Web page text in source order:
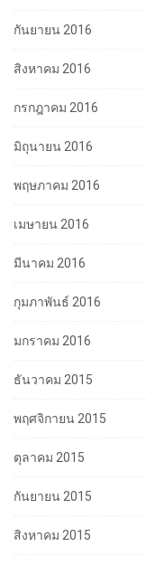
กันยายน 2016
สิงหาคม 2016
กรกฎาคม 2016
มิถุนายน 2016
พฤษภาคม 2016
เมษายน 2016
มีนาคม 2016
กุมภาพันธ์ 2016
มกราคม 2016
ธันวาคม 2015
พฤศจิกายน 2015
ตุลาคม 2015
กันยายน 2015
สิงหาคม 2015